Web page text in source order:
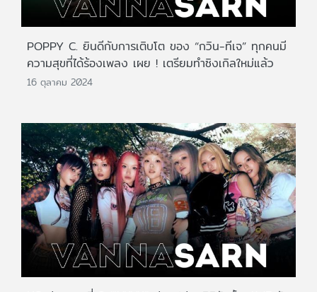
POPPY C. ยินดีกับการเติบโต ของ “กวิน-ทีเจ” ทุกคนมี
ความสุขที่ได้ร้องเพลง เผย ! เตรียมทำซิงเกิลใหม่แล้ว
16 ตุลาคม 2024